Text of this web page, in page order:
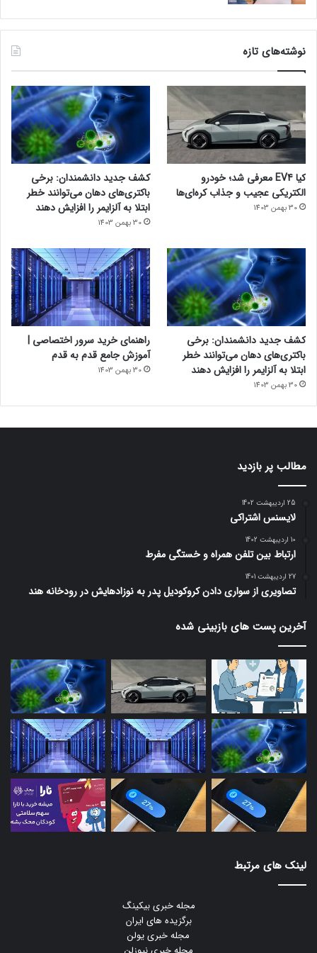
میکنیم فرش با شانه و تراکم بالا خریداری کنید. اما این بدان معنا
نیست که فرش با شانه کمتر خوب نیست! فرش های 700 شانه، فرش
ترین فرش های بازار هستند.
تنوع طرح در فرش هایی با شانه و تراکم بیش از 700 بسیار زیاد است
و شما مشکلی برای انتخاب طرح فرش مد نظر برای دکوراسیون خود
ندارید. فقط کافیست با توجه به نوع دکوراسیون خود از میان طرح
های کلاسیک و مدرن نسبت بهخرید فرش ماشینیمد نظر خود
اقدام کنید.
مجله خبری lastech
نوشته‌های تازه
کیا EV4 معرفی شد؛ خودرو
الکتریکی عجیب و جذاب کره‌ای‌ها
30 بهمن 1403
کشف جدید دانشمندان: برخی
باکتری‌های دهان می‌توانند خطر
ابتلا به آلزایمر را افزایش دهند
30 بهمن 1403
کشف جدید دانشمندان: برخی
باکتری‌های دهان می‌توانند خطر
ابتلا به آلزایمر را افزایش دهند
30 بهمن 1403
راهنمای خرید سرور اختصاصی |
آموزش جامع قدم به قدم
30 بهمن 1403
مطالب پر بازدید
25 اردیبهشت 1402
لایسنس اشتراکی
10 اردیبهشت 1402
ارتباط بین تلفن همراه و خستگی مفرط
27 اردیبهشت 1401
تصاویری از سواری دادن کروکودیل پدر به نوزادهایش در رودخانه هند
آخرین پست های بازبینی شده
لینک های مرتبط
مجله خبری بیکینگ
برگزیده های ایران
مجله خبری یولن